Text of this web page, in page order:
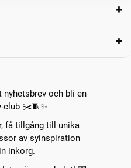
nyhetsbrev och bli en
club ✂️🧵✨
få tillgång till unika
av syinspiration
inkorg.